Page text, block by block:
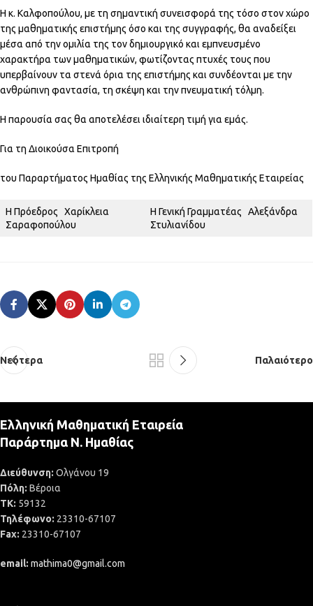
Η κ. Καλφοπούλου, με τη σημαντική συνεισφορά της τόσο στον χώρο
της μαθηματικής επιστήμης όσο και της συγγραφής, θα αναδείξει
μέσα από την ομιλία της τον δημιουργικό και εμπνευσμένο
χαρακτήρα των μαθηματικών, φωτίζοντας πτυχές τους που
υπερβαίνουν τα στενά όρια της επιστήμης και συνδέονται με την
ανθρώπινη φαντασία, τη σκέψη και την πνευματική τόλμη.
Η παρουσία σας θα αποτελέσει ιδιαίτερη τιμή για εμάς.
Για τη Διοικούσα Επιτροπή
του Παραρτήματος Ημαθίας της Ελληνικής Μαθηματικής Εταιρείας
Η Πρόεδρος Χαρίκλεια
Σαραφοπούλου
Η Γενική Γραμματέας Αλεξάνδρα
Στυλιανίδου
Νεότερα Παλαιότερο
Ελληνική Μαθηματική Εταιρεία
Παράρτημα Ν. Ημαθίας
Διεύθυνση: Ολγάνου 19
Πόλη: Βέροια
ΤΚ: 59132
Τηλέφωνο: 23310-67107
Fax: 23310-67107
email: mathima0@gmail.com